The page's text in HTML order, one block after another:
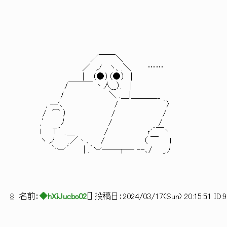
／￣￣＼
／ ノ ヽ、.＼ ……
| （●）（●） |
/￣￣￣ 丶人__）. |
/ ＼ .＿|＿＿＿__
, --'､ / ｀〉
/ ⌒ ） / /
,′ ﾉ / /
l T´ ..＿ ./ r'´￣ヽ
ヽ ノ .／丶､ / （ ￣ l
｀'ー'´ | .｀'ｰ'――┬― --､/ _.ﾉ
8 名前： ◆hXiJucbo02 ] 投稿日： 2024/03/17(Sun) 20:15:51